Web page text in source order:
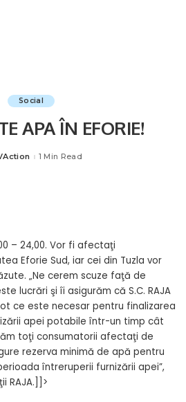
Social
APA ÎN EFORIE!
1 Min Read
– 24,00. Vor fi afectaţi
Eforie Sud, iar cei din Tuzla vor
„Ne cerem scuze faţă de
lucrări şi îi asigurăm că S.C. RAJA
ce este necesar pentru finalizarea
apei potabile într-un timp cât
toţi consumatorii afectaţi de
rezerva minimă de apă pentru
întreruperii furnizării apei”,
RAJA.]]>